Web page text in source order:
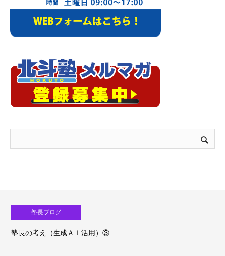
塾長ブログ
塾長の考え（生成ＡＩ活用）③